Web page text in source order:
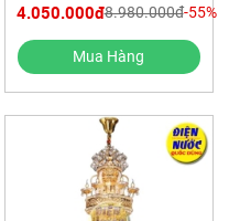
4.050.000đ8.980.000đ-55%
Mua Hàng